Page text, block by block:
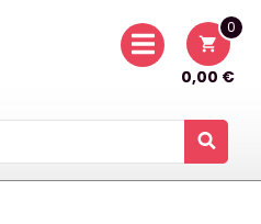
shopping_cart
0
0,00 €